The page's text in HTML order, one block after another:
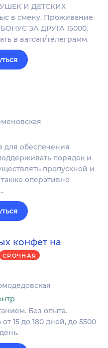
И ДЕТСКИХ
в смену. Проживание
ЗА ДРУГА 15000.
в ватсап/телеграмм.
обеспечения
порядок и
пропускной и
оперативно
конфет на
СРОЧНАЯ
Без опыта.
15 до 180 дней, до 5500